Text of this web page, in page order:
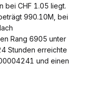
bei CHF 1.05 liegt.
990.10M, bei
Rang 6905 unter
Stunden erreichte
und einen